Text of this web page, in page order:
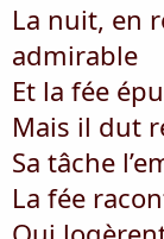
La nuit, en
admirable
Et la fée
Mais il dut
Sa tâche
La fée